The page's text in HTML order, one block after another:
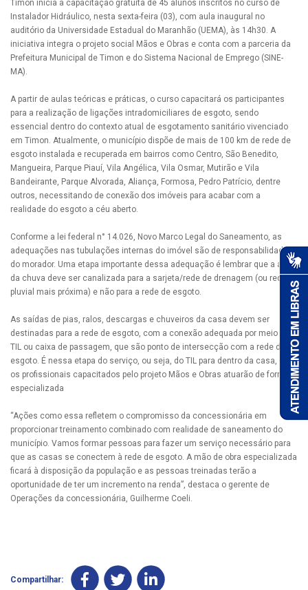
Timon inicia a capacitação gratuita de 45 alunos inscritos no curso de
Instalador Hidráulico, nesta sexta-feira (03), com aula inaugural no
auditório da Universidade Estadual do Maranhão (UEMA), às 14h30. A
iniciativa integra o projeto social Mãos e Obras e conta com a parceria da
Prefeitura Municipal de Timon e do Sistema Nacional de Emprego (SINE-
MA).
A partir de aulas teóricas e práticas, o curso capacitará os participantes
para a realização de ligações intradomiciliares de esgoto, sendo
essencial dentro do contexto atual de esgotamento sanitário vivenciado
em Timon. Atualmente, o município dispõe de mais de 100 km de rede de
esgoto instalada e recuperada em bairros como Centro, São Benedito,
Mangueira, Parque Piauí, Vila Angélica, Vila Osmar, Mutirão e Vila
Bandeirante, Parque Alvorada, Aliança, Formosa, Pedro Patrício, dentre
outros, necessitando de conexão dos imóveis para acabar com a
realidade do esgoto a céu aberto.
Conforme a lei federal n° 14.026, Novo Marco Legal do Saneamento, as
adequações nas tubulações internas do imóvel são de responsabilidade
do morador. Uma etapa importante dessa adequação é lembrar que a água
da chuva deve ser canalizada para a sarjeta/rede de drenagem (ou rede
pluvial mais próxima) e não para a rede de esgoto.
As saídas de pias, ralos, descargas e chuveiros da casa devem ser
destinadas para a rede de esgoto, com a conexão adequada por meio do
TIL ou caixa de passagem, que são ponto de intersecção com a rede de
esgoto. É nessa etapa do serviço, ou seja, do TIL para dentro da casa, que
os profissionais capacitados pelo projeto Mãos e Obras atuarão de forma
especializada
“Ações como essa refletem o compromisso da concessionária em
proporcionar treinamento combinado com realidade de saneamento do
município. Vamos formar pessoas para fazer um serviço necessário para
que as casas se conectem à rede de esgoto. A mão de obra especializada
ficará à disposição da população e as pessoas treinadas terão a
oportunidade de ter um incremento na renda”, destaca o gerente de
Operações da concessionária, Guilherme Coeli.
Compartilhar: